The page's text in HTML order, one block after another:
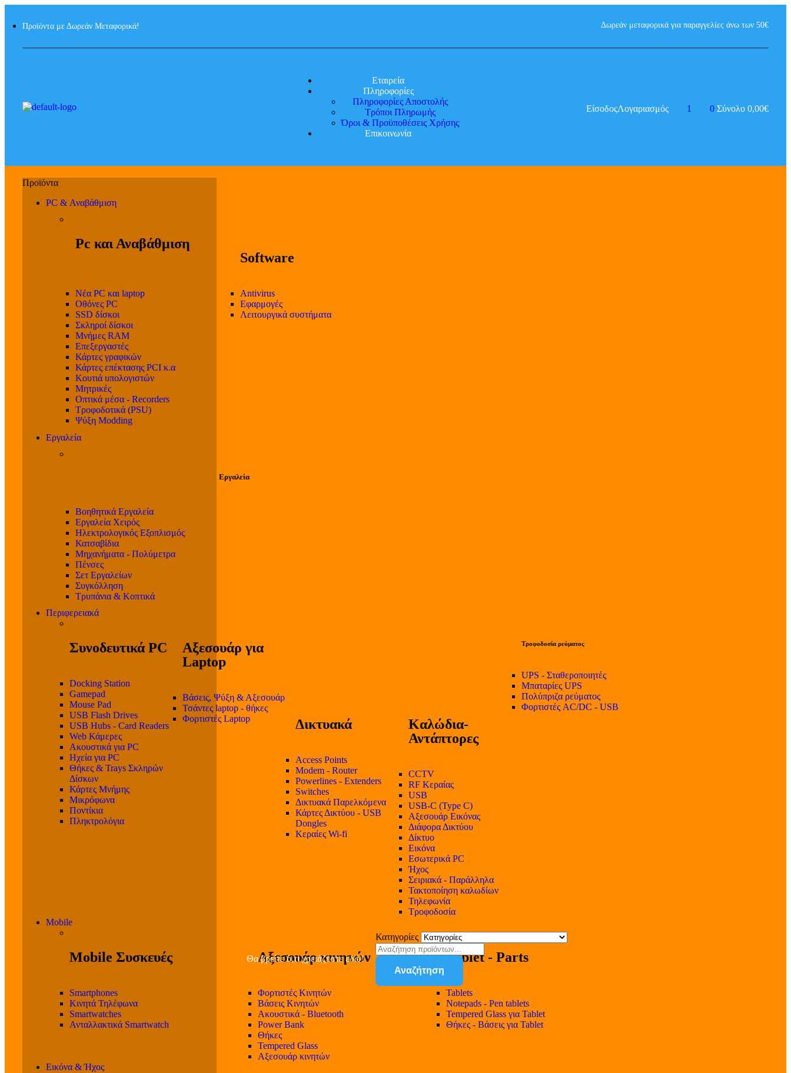
Προϊόντα με Δωρεάν Μεταφορικά! Δωρεάν μεταφορικά για παραγγελίες άνω των 50€
Εταιρεία
Πληροφορίες
Πληροφορίες Αποστολής
Τρόποι Πληρωμής
Όροι & Προϋποθέσεις Χρήσης
Επικοινωνία
ΕίσοδοςΛογαριασμός 1 0 Σύνολο 0,00€
PC & Αναβάθμιση
Pc και Αναβάθμιση
Software
Νέα PC και laptop
Οθόνες PC
SSD δίσκοι
Σκληροί δίσκοι
Μνήμες RAM
Επεξεργαστές
Κάρτες γραφικών
Κάρτες επέκτασης PCI κ.α
Κουτιά υπολογιστών
Μητρικές
Οπτικά μέσα - Recorders
Τροφοδοτικά (PSU)
Ψύξη Modding
Antivirus
Εφαρμογές
Λειτουργικά συστήματα
Εργαλεία
Εργαλεία
Βοηθητικά Εργαλεία
Εργαλεία Χειρός
Ηλεκτρολογικός Εξοπλισμός
Κατσαβίδια
Μηχανήματα - Πολύμετρα
Πένσες
Σετ Εργαλείων
Συγκόλληση
Τρυπάνια & Κοπτικά
Περιφερειακά
Συνοδευτικά PC
Docking Station
Gamepad
Mouse Pad
USB Flash Drives
USB Hubs - Card Readers
Web Κάμερες
Ακουστικά για PC
Ηχεία για PC
Θήκες & Trays Σκληρών
Δίσκων
Κάρτες Μνήμης
Μικρόφωνα
Ποντίκια
Πληκτρολόγια
Αξεσουάρ για
Laptop
Βάσεις, Ψύξη & Αξεσουάρ
Τσάντες laptop - θήκες
Φορτιστές Laptop
Δικτυακά
Access Points
Modem - Router
Powerlines - Extenders
Switches
Δικτυακά Παρελκόμενα
Κάρτες Δικτύου - USB
Dongles
Κεραίες Wi-fi
Καλώδια-
Αντάπτορες
CCTV
RF Κεραίας
USB
USB-C (Type C)
Αξεσουάρ Εικόνας
Διάφορα Δικτύου
Δίκτυο
Εικόνα
Εσωτερικά PC
Ήχος
Σειριακά - Παράλληλα
Τακτοποίηση καλωδίων
Τηλεφωνία
Τροφοδοσία
Τροφοδοσία ρεύματος
UPS - Σταθεροποιητές
Μπαταρίες UPS
Πολύπριζα ρεύματος
Φορτιστές AC/DC - USB
Mobile
Mobile Συσκευές
Smartphones
Κινητά Τηλέφωνα
Smartwatches
Ανταλλακτικά Smartwatch
Αξεσουάρ κινητών
Φορτιστές Κινητών
Βάσεις Κινητών
Ακουστικά - Bluetooth
Power Bank
Θήκες
Tempered Glass
Αξεσουάρ κινητών
Tablet - Parts
Tablets
Notepads - Pen tablets
Tempered Glass για Tablet
Θήκες - Βάσεις για Tablet
Εικόνα & Ήχος
Θα βρείτε ό,τι χρειάζεστε εδώ!
Κατηγορίες
Αναζήτηση